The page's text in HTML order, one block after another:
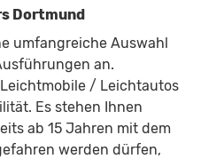
Dortmund
umfangreiche Auswahl
an.
/ Leichtautos
Es stehen Ihnen
ab 15 Jahren mit dem
werden dürfen,